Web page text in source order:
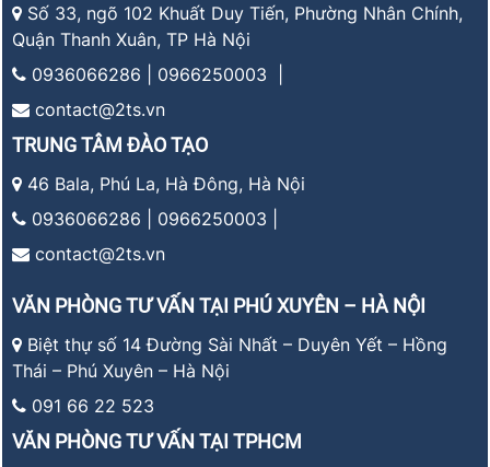
Số 33, ngõ 102 Khuất Duy Tiến, Phường Nhân Chính,
Quận Thanh Xuân, TP Hà Nội
0936066286 | 0966250003 |
contact@2ts.vn
TRUNG TÂM ĐÀO TẠO
46 Bala, Phú La, Hà Đông, Hà Nội
0936066286 | 0966250003 |
contact@2ts.vn
VĂN PHÒNG TƯ VẤN TẠI PHÚ XUYÊN – HÀ NỘI
Biệt thự số 14 Đường Sài Nhất – Duyên Yết – Hồng
Thái – Phú Xuyên – Hà Nội
091 66 22 523
VĂN PHÒNG TƯ VẤN TẠI TPHCM